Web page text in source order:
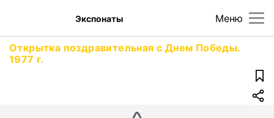
Меню
Экспонаты
Открытка поздравительная с Днем Победы.
1977 г.